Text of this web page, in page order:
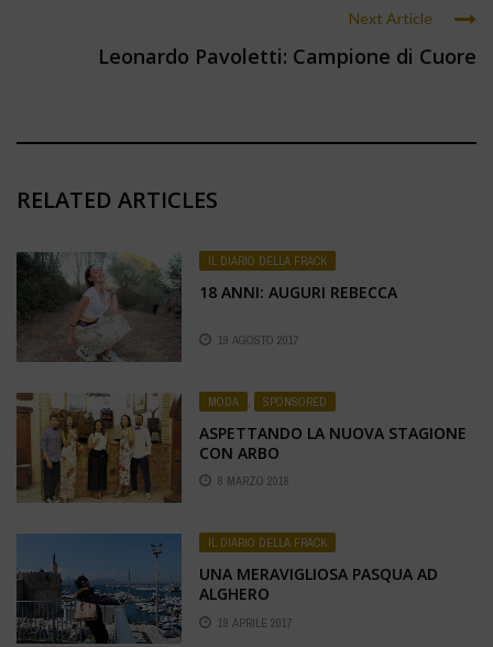
Next Article
Leonardo Pavoletti: Campione di Cuore
RELATED ARTICLES
IL DIARIO DELLA FRACK
18 ANNI: AUGURI REBECCA
19 AGOSTO 2017
MODA , SPONSORED
ASPETTANDO LA NUOVA STAGIONE
CON ARBO
8 MARZO 2018
IL DIARIO DELLA FRACK
UNA MERAVIGLIOSA PASQUA AD
ALGHERO
19 APRILE 2017